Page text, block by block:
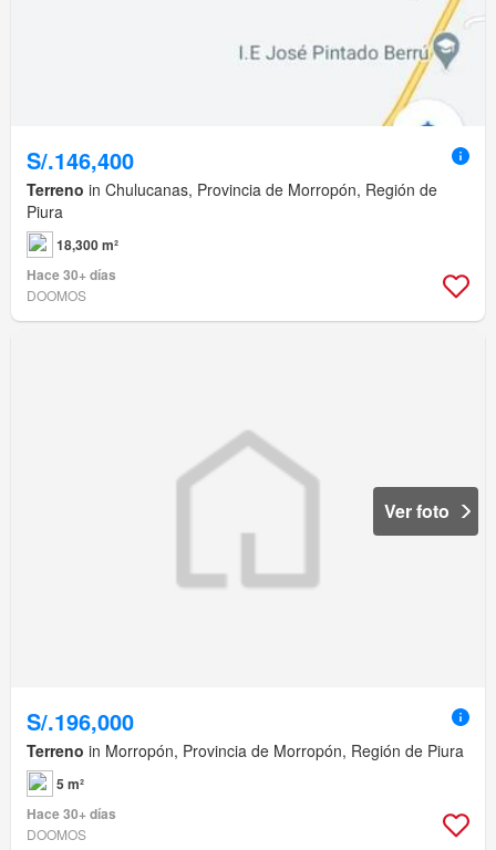
S/.146,400
Terreno in Chulucanas, Provincia de Morropón, Región de
Piura
18,300 m²
Hace 30+ días
DOOMOS
Ver foto
S/.196,000
Terreno in Morropón, Provincia de Morropón, Región de Piura
5 m²
Hace 30+ días
DOOMOS